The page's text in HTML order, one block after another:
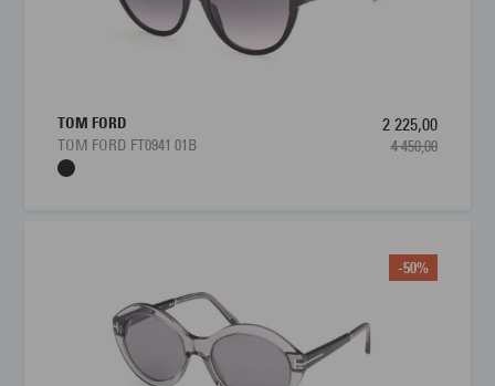
TOM FORD
TOM FORD FT0941 01B
2 225,00
4 450,00
-50%